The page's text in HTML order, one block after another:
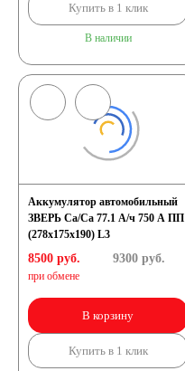
Купить в 1 клик
В наличии
Аккумулятор автомобильный
ЗВЕРЬ Са/Са 77.1 А/ч 750 A ПП
(278x175x190) L3
8500 руб.
при обмене
9300руб.
В корзину
Купить в 1 клик